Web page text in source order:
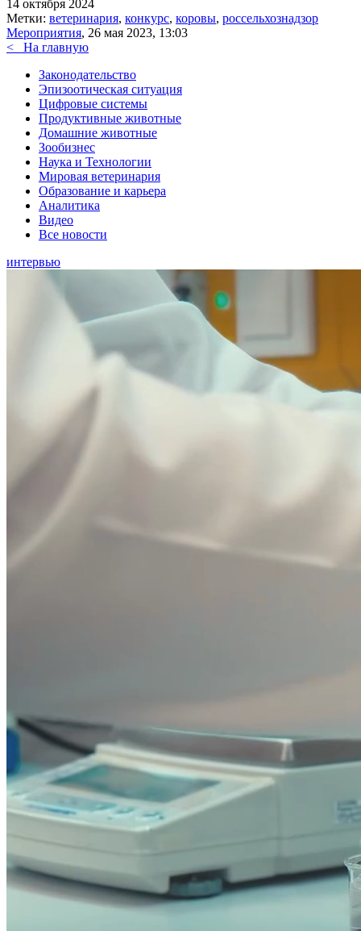
14 октября 2024
Метки: ветеринария, конкурс, коровы, россельхознадзор
Мероприятия, 26 мая 2023, 13:03
<
На главную
Законодательство
Эпизоотическая ситуация
Цифровые системы
Продуктивные животные
Домашние животные
Зообизнес
Наука и Технологии
Мировая ветеринария
Образование и карьера
Аналитика
Видео
Все новости
интервью